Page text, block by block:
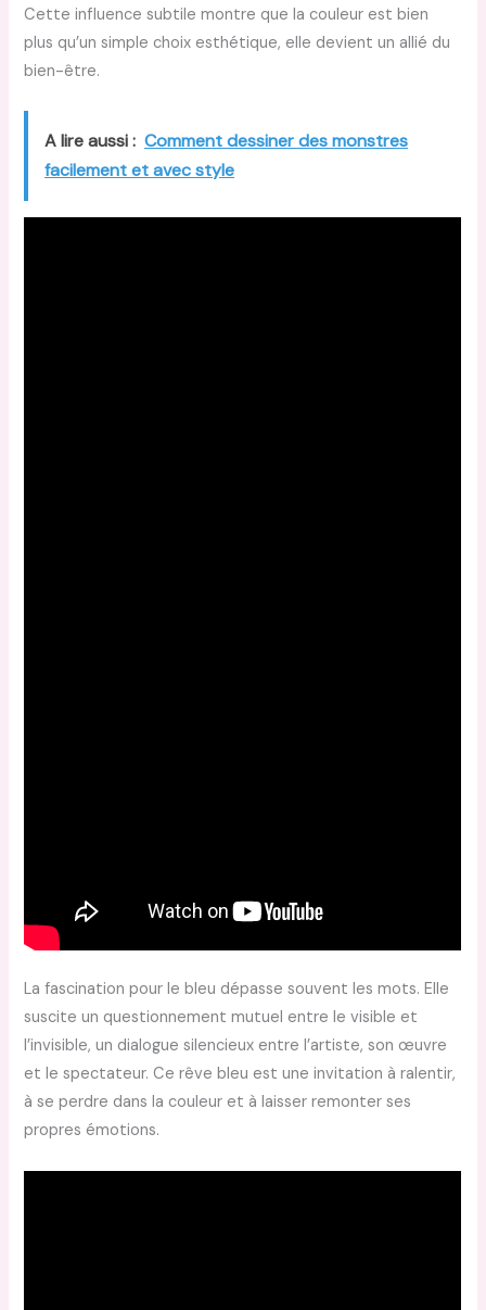
Cette influence subtile montre que la couleur est bien
plus qu’un simple choix esthétique, elle devient un allié du
bien-être.
A lire aussi : Comment dessiner des monstres
facilement et avec style
La fascination pour le bleu dépasse souvent les mots. Elle
suscite un questionnement mutuel entre le visible et
l’invisible, un dialogue silencieux entre l’artiste, son œuvre
et le spectateur. Ce rêve bleu est une invitation à ralentir,
à se perdre dans la couleur et à laisser remonter ses
propres émotions.